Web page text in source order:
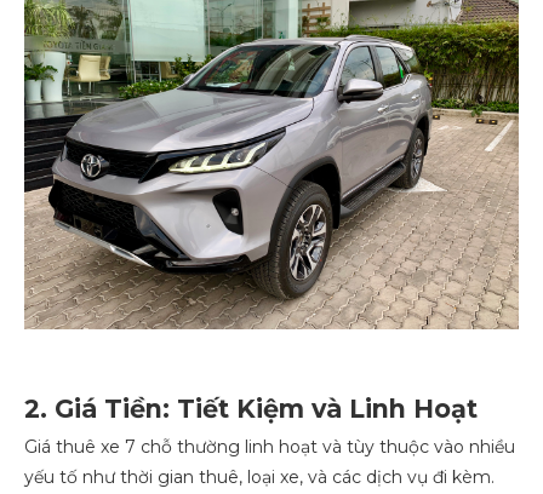
2. Giá Tiền: Tiết Kiệm và Linh Hoạt
Giá thuê xe 7 chỗ thường linh hoạt và tùy thuộc vào nhiều
yếu tố như thời gian thuê, loại xe, và các dịch vụ đi kèm.